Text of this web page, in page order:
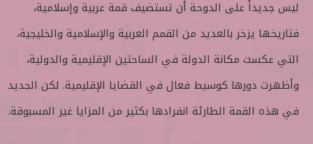
ب
ع
ل
ت
و
س
ب
ر
د
ا
ليس جديداً على الدوحة أن تستضيف قمة عربية وإسلامية،
فتاريخها يزخر بالعديد من القمم العربية والإسلامية والخليجية،
التي عكست مكانة الدولة في الساحتين الإقليمية والدولية،
وأظهرت دورها كوسيط فعال في القضايا الإقليمية. لكن الجديد
في هذه القمة الطارئة انفرادها بكثير من المزايا غير المسبوقة.